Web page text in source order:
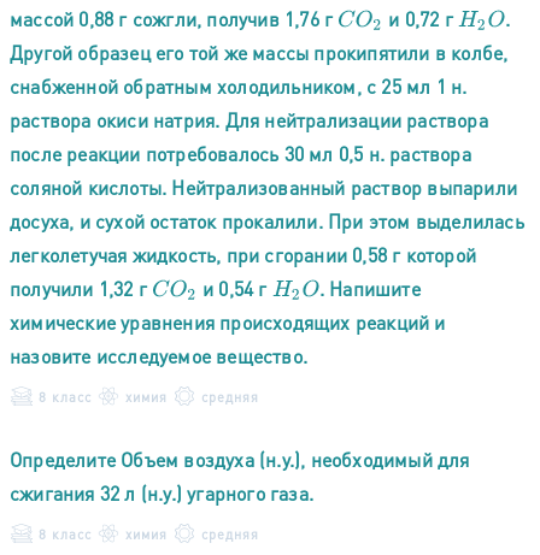
массой 0,88 г сожгли, получив 1,76 гCO2 и 0,72 гH2O .
Другой образец его той же массы прокипятили в колбе,
снабженной обратным холодильником, с 25 мл 1 н.
рacтвора окиси натрия. Для нейтрализации раствора
после реакции потребовалось 30 мл 0,5 н. раствора
соляной кислоты. Нейтрализованный раствор выпарили
досуха, и сухой остаток прокалили. При этом выделилась
легколетучая жидкость, при сгорании 0,58 г которой
получили 1,32 гCO2 и 0,54 гH2O . Напишите
химические уравнения происходящих реакций и
назовите исследуемое вещество.
8 класс химия средняя
Определите Объем воздуха (н.у.), необходимый для
сжигания 32 л (н.у.) угарного газа.
8 класс химия средняя